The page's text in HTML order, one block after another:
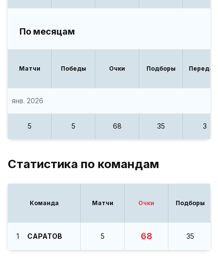
По месяцам
Матчи Победы Очки Подборы
янв. 2026
5 5 68 35 3
Статистика по командам
Команда Матчи Очки Подборы
1 САРАТОВ 5 68 35